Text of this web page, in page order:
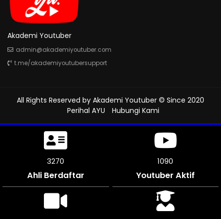
Akademi Youtuber
admin@akademiyoutuber.com
t.me/akademiyoutubersupport
All Rights Reserved by Akademi Youtuber © Since 2020
Perihal AYU
Hubungi Kami
3630
Ahli Berdaftar
1210
Youtuber Aktif